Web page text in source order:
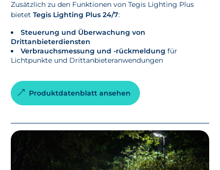
Zusätzlich zu den Funktionen von Tegis Lighting Plus
bietetTegis Lighting Plus 24/7:
Steuerung und Überwachung von
Drittanbieterdiensten
Verbrauchsmessung und -rückmeldung für
Lichtpunkte und Drittanbieteranwendungen
Produktdatenblatt ansehen